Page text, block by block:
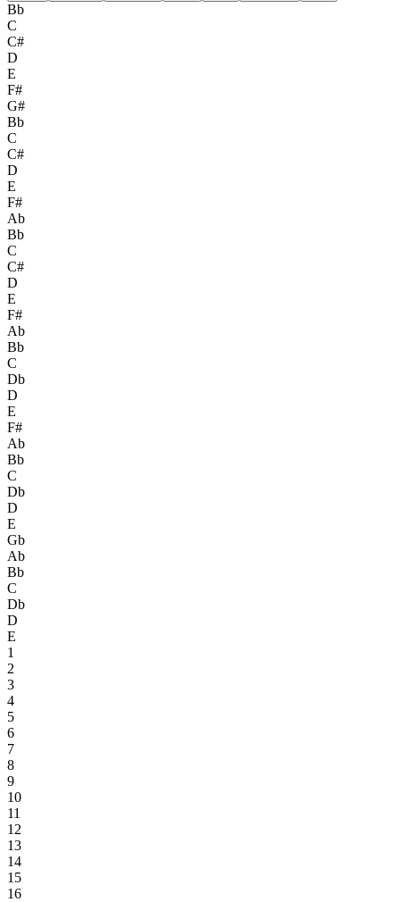
Bb
C
C#
D
E
F#
G#
Bb
C
C#
D
E
F#
Ab
Bb
C
C#
D
E
F#
Ab
Bb
C
Db
D
E
F#
Ab
Bb
C
Db
D
E
Gb
Ab
Bb
C
Db
D
E
1
2
3
4
5
6
7
8
9
10
11
12
13
14
15
16